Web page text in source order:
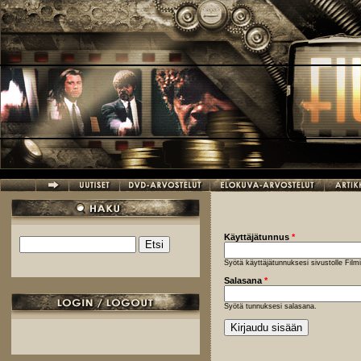
Hyppää pääsisältöön
Hakulomake
Käyttäjätunnus *
Syötä käyttäjätunnuksesi sivustolle
Salasana *
Syötä tunnuksesi salasana.